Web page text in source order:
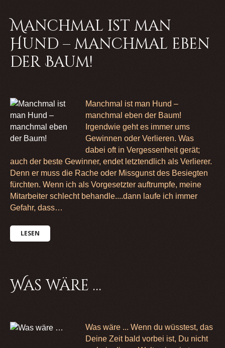
Manchmal ist man
Hund – manchmal eben
der Baum!
Manchmal ist man Hund –
manchmal eben der Baum!
Irgendwie geht es immer ums
Gewinnen oder Verlieren. Was
dabei oft in Vergessenheit gerät;
auch der beste Gewinner, endet letztendlich als Verlierer.
Denn er muss die Rache oder Missgunst des Besiegten
fürchten. Wenn ich als Vorgesetzter auftrumpfe, meine
Mitarbeiter schlecht behandle....dann laufe ich immer
Gefahr, dass…
LESEN
Was wäre …
Was wäre ... Wenn du wüsstest, das
Deine Zeit bald vorbei ist, Du nicht